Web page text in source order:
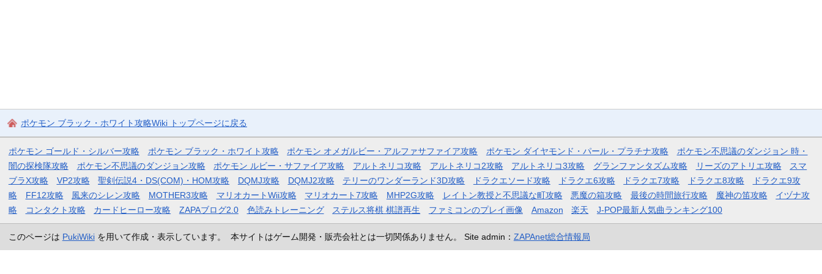
ポケモン ブラック・ホワイト攻略Wiki トップページに戻る
ポケモン ゴールド・シルバー攻略 ポケモン ブラック・ホワイト攻略 ポケモン オメガルビー・アルファサファイア攻略 ポケモン ダイヤモンド・パール・プラチナ攻略
ポケモン不思議のダンジョン 時・
闇の探検隊攻略
ポケモン不思議のダンジョン攻略 ポケモン ルビー・サファイア攻略 アルトネリコ攻略 アルトネリコ2攻略 アルトネリコ3攻略 グランファンタズム攻略 リーズのアトリエ攻略
スマ
ブラX攻略
VP2攻略 聖剣伝説4・DS(COM)・HOM攻略 DQMJ攻略 DQMJ2攻略 テリーのワンダーランド3D攻略 ドラクエソード攻略 ドラクエ6攻略 ドラクエ7攻略 ドラクエ8攻略
ドラクエ9攻
略
FF12攻略 風来のシレン攻略 MOTHER3攻略 マリオカートWii攻略 マリオカート7攻略 MHP2G攻略 レイトン教授と不思議な町攻略 悪魔の箱攻略 最後の時間旅行攻略 魔神の笛攻略
イヅナ攻
略
コンタクト攻略 カードヒーロー攻略 ZAPAブログ2.0 色読みトレーニング ステルス将棋 棋譜再生 ファミコンのプレイ画像 Amazon 楽天 J-POP最新人気曲ランキング100
このページは PukiWikiを用いて作成・表示しています。 本サイトはゲーム開発・販売会社とは一切関係ありません。 Site admin： ZAPAnet総合情報局